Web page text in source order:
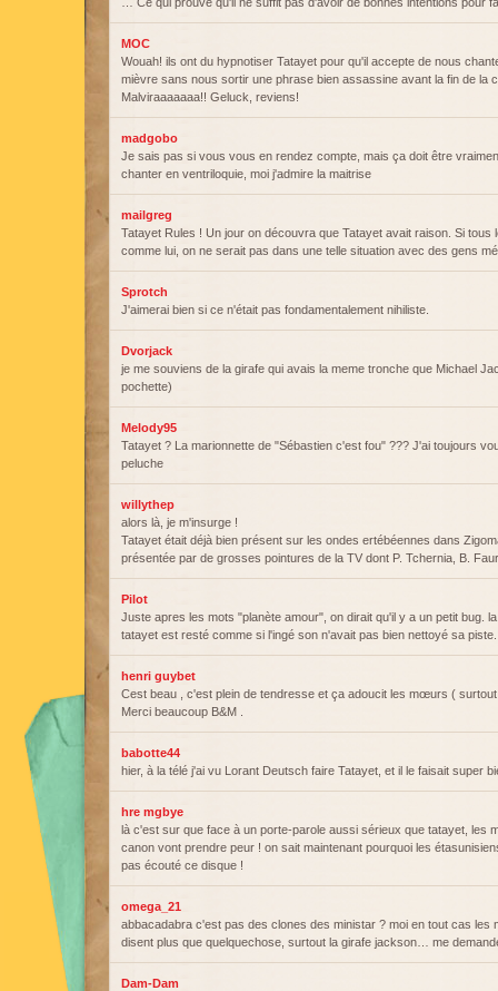
MOC
Wouah! ils ont du hypnotiser Tatayet pour qu'il accepte de nous
mièvre sans nous sortir une phrase bien assassine avant la fin de la
Malviraaaaaaa!! Geluck, reviens!
madgobo
Je sais pas si vous vous en rendez compte, mais ça doit être
chanter en ventriloquie, moi j'admire la maitrise
mailgreg
Tatayet Rules ! Un jour on découvra que Tatayet avait raison. Si tous
comme lui, on ne serait pas dans une telle situation avec des gens
Sprotch
J'aimerai bien si ce n'était pas fondamentalement nihiliste.
Dvorjack
je me souviens de la girafe qui avais la meme tronche que Michael
pochette)
Melody95
Tatayet ? La marionnette de "Sébastien c'est fou" ??? J'ai toujours
peluche
willythep
alors là, je m'insurge !
Tatayet était déjà bien présent sur les ondes ertébéennes dans
présentée par de grosses pointures de la TV dont P. Tchernia, B.
Pilot
Juste apres les mots "planète amour", on dirait qu'il y a un petit bug.
tatayet est resté comme si l'ingé son n'avait pas bien nettoyé sa piste.
henri guybet
Cest beau , c'est plein de tendresse et ça adoucit les mœurs ( surtout
Merci beaucoup B&M .
babotte44
hier, à la télé j'ai vu Lorant Deutsch faire Tatayet, et il le faisait super
hre mgbye
là c'est sur que face à un porte-parole aussi sérieux que tatayet, les
canon vont prendre peur ! on sait maintenant pourquoi les
pas écouté ce disque !
omega_21
abbacadabra c'est pas des clones des ministar ? moi en tout cas les
disent plus que quelquechose, surtout la girafe jackson… me
Dam-Dam